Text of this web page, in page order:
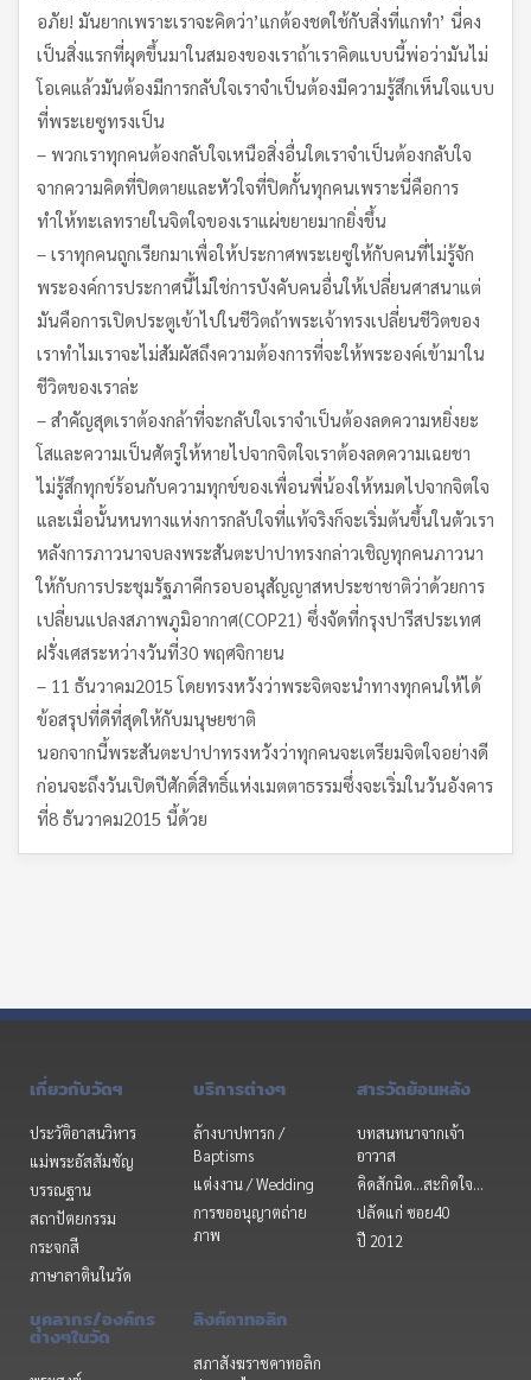
อภัย! มันยากเพราะเราจะคิดว่า’แกต้องชดใช้กับสิ่งที่แกทำ’ นี่คง
เป็นสิ่งแรกที่ผุดขึ้นมาในสมองของเราถ้าเราคิดแบบนี้พ่อว่ามันไม่
โอเคแล้วมันต้องมีการกลับใจเราจำเป็นต้องมีความรู้สึกเห็นใจแบบ
ที่พระเยซูทรงเป็น
– พวกเราทุกคนต้องกลับใจเหนือสิ่งอื่นใดเราจำเป็นต้องกลับใจ
จากความคิดที่ปิดตายและหัวใจที่ปิดกั้นทุกคนเพราะนี่คือการ
ทำให้ทะเลทรายในจิตใจของเราแผ่ขยายมากยิ่งขึ้น
– เราทุกคนถูกเรียกมาเพื่อให้ประกาศพระเยซูให้กับคนที่ไม่รู้จัก
พระองค์การประกาศนี้ไม่ใช่การบังคับคนอื่นให้เปลี่ยนศาสนาแต่
มันคือการเปิดประตูเข้าไปในชีวิตถ้าพระเจ้าทรงเปลี่ยนชีวิตของ
เราทำไมเราจะไม่สัมผัสถึงความต้องการที่จะให้พระองค์เข้ามาใน
ชีวิตของเราล่ะ
– สำคัญสุดเราต้องกล้าที่จะกลับใจเราจำเป็นต้องลดความหยิ่งยะ
โสและความเป็นศัตรูให้หายไปจากจิตใจเราต้องลดความเฉยชา
ไม่รู้สึกทุกข์ร้อนกับความทุกข์ของเพื่อนพี่น้องให้หมดไปจากจิตใจ
และเมื่อนั้นหนทางแห่งการกลับใจที่แท้จริงก็จะเริ่มต้นขึ้นในตัวเรา
หลังการภาวนาจบลงพระสันตะปาปาทรงกล่าวเชิญทุกคนภาวนา
ให้กับการประชุมรัฐภาคีกรอบอนุสัญญาสหประชาชาติว่าด้วยการ
เปลี่ยนแปลงสภาพภูมิอากาศ(COP21) ซึ่งจัดที่กรุงปารีสประเทศ
ฝรั่งเศสระหว่างวันที่30 พฤศจิกายน
– 11 ธันวาคม2015 โดยทรงหวังว่าพระจิตจะนำทางทุกคนให้ได้
ข้อสรุปที่ดีที่สุดให้กับมนุษยชาติ
นอกจากนี้พระสันตะปาปาทรงหวังว่าทุกคนจะเตรียมจิตใจอย่างดี
ก่อนจะถึงวันเปิดปีศักดิ์สิทธิ์แห่งเมตตาธรรมซึ่งจะเริ่มในวันอังคาร
ที่8 ธันวาคม2015 นี้ด้วย
เกี่ยวกับวัดฯ
ประวัติอาสนวิหาร
แม่พระอัสสัมชัญ
บรรณฐาน
สถาปัตยกรรม
กระจกสี
ภาษาลาตินในวัด
บริการต่างๆ
ล้างบาปทารก /
Baptisms
แต่งงาน / Wedding
การขออนุญาตถ่าย
ภาพ
สารวัดย้อนหลัง
บทสนทนาจากเจ้า
อาวาส
คิดสักนิด...สะกิดใจ...
ปลัดแก่ ซอย40
ปี 2012
บุคลากร/องค์กร
ต่างๆในวัด
ลิงค์คาทอลิก
สภาสังฆราชคาทอลิก